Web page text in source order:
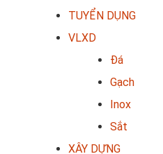
TUYỂN DỤNG
VLXD
Đá
Gạch
Inox
Sắt
XÂY DỰNG